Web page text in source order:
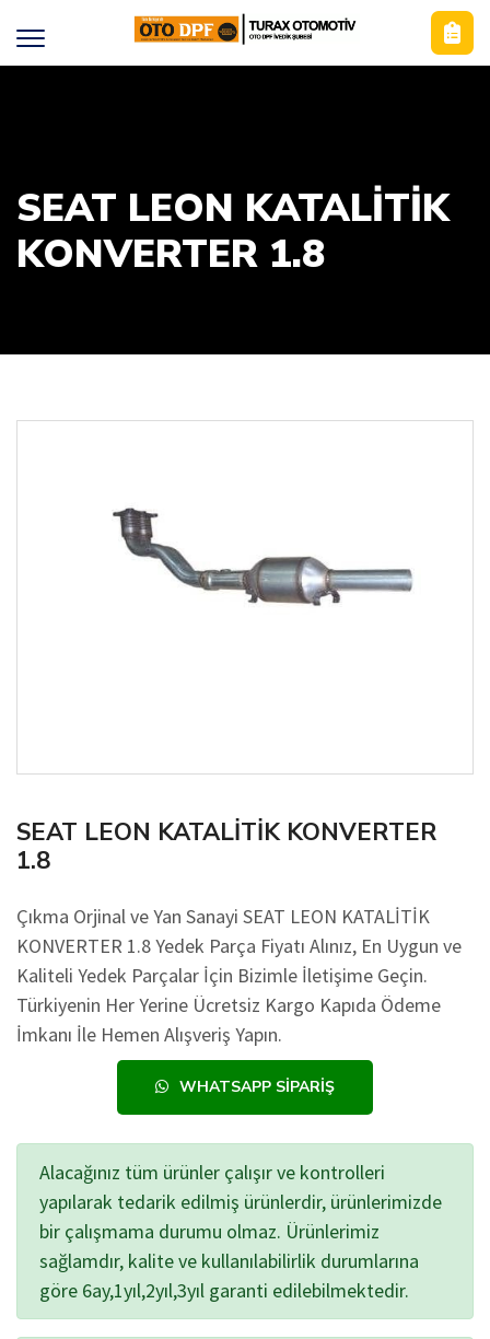
SEAT LEON KATALİTİK
KONVERTER 1.8
SEAT LEON KATALİTİK KONVERTER
1.8
Çıkma Orjinal ve Yan Sanayi SEAT LEON KATALİTİK
KONVERTER 1.8 Yedek Parça Fiyatı Alınız, En Uygun ve
Kaliteli Yedek Parçalar İçin Bizimle İletişime Geçin.
Türkiyenin Her Yerine Ücretsiz Kargo Kapıda Ödeme
İmkanı İle Hemen Alışveriş Yapın.
WHATSAPP SIPARIŞ
Alacağınız tüm ürünler çalışır ve kontrolleri
yapılarak tedarik edilmiş ürünlerdir, ürünlerimizde
bir çalışmama durumu olmaz. Ürünlerimiz
sağlamdır, kalite ve kullanılabilirlik durumlarına
göre 6ay,1yıl,2yıl,3yıl garanti edilebilmektedir.